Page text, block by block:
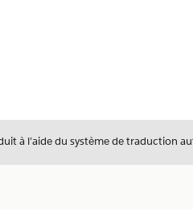
à l’aide du système de traduction